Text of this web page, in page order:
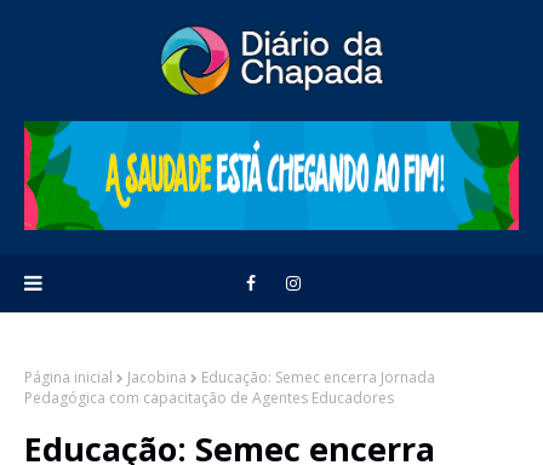
Página inicial Jacobina
Educação: Semec encerra Jornada
Pedagógica com capacitação de Agentes Educadores
Educação: Semec encerra